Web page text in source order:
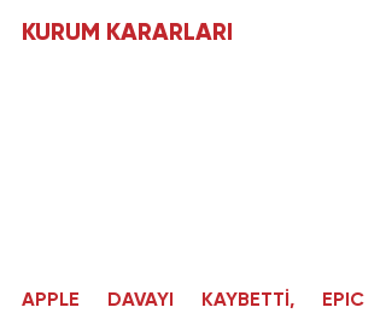
KURUM KARARLARI
APPLE DAVAYI KAYBETTİ, EPIC